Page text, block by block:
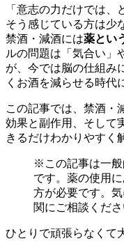
「意志の力だけでは
そう感じている方は少
禁酒・減酒には薬とい
ルの問題は「気合い」
が、今では脳の仕組み
くお酒を減らせる時代
この記事では、禁酒・
効果と副作用、そして
きるだけわかりやすく
※この記事は一
です。薬の使用
方が必要です。
関にご相談くださ
ひとりで頑張らなくて